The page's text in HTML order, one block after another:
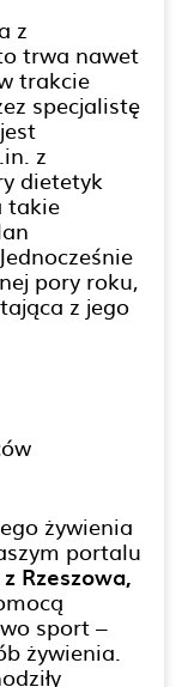
z
trwa nawet
trakcie
specjalistę
z
dietetyk
takie
pory roku,
z jego
żywienia
portalu
Rzeszowa,
sport –
żywienia.